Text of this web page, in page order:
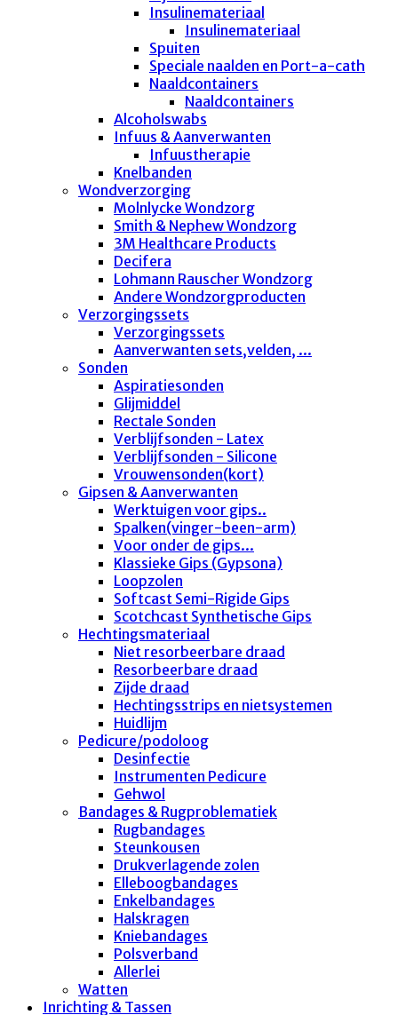
Insulinemateriaal
Insulinemateriaal
Spuiten
Speciale naalden en Port-a-cath
Naaldcontainers
Naaldcontainers
Alcoholswabs
Infuus & Aanverwanten
Infuustherapie
Knelbanden
Wondverzorging
Molnlycke Wondzorg
Smith & Nephew Wondzorg
3M Healthcare Products
Decifera
Lohmann Rauscher Wondzorg
Andere Wondzorgproducten
Verzorgingssets
Verzorgingssets
Aanverwanten sets,velden, ...
Sonden
Aspiratiesonden
Glijmiddel
Rectale Sonden
Verblijfsonden - Latex
Verblijfsonden - Silicone
Vrouwensonden(kort)
Gipsen & Aanverwanten
Werktuigen voor gips..
Spalken(vinger-been-arm)
Voor onder de gips...
Klassieke Gips (Gypsona)
Loopzolen
Softcast Semi-Rigide Gips
Scotchcast Synthetische Gips
Hechtingsmateriaal
Niet resorbeerbare draad
Resorbeerbare draad
Zijde draad
Hechtingsstrips en nietsystemen
Huidlijm
Pedicure/podoloog
Desinfectie
Instrumenten Pedicure
Gehwol
Bandages & Rugproblematiek
Rugbandages
Steunkousen
Drukverlagende zolen
Elleboogbandages
Enkelbandages
Halskragen
Kniebandages
Polsverband
Allerlei
Watten
Inrichting & Tassen